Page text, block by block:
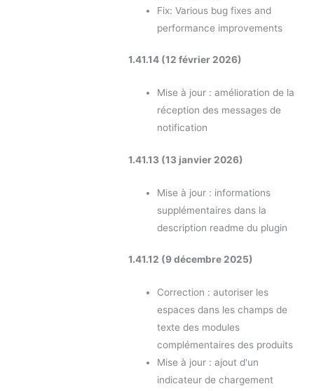
Fix: Various bug fixes and
performance improvements
1.41.14 (12 février 2026)
Mise à jour : amélioration de la
réception des messages de
notification
1.41.13 (13 janvier 2026)
Mise à jour : informations
supplémentaires dans la
description readme du plugin
1.41.12 (9 décembre 2025)
Correction : autoriser les
espaces dans les champs de
texte des modules
complémentaires des produits
Mise à jour : ajout d'un
indicateur de chargement